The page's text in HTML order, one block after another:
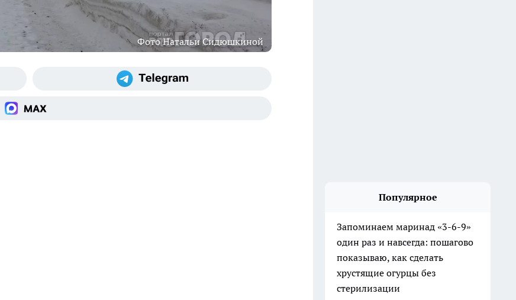
Фото Натальи Сидюшкиной
Популярное
Запоминаем маринад «3-6-9»
один раз и навсегда: пошагово
показываю, как сделать
хрустящие огурцы без
стерилизации